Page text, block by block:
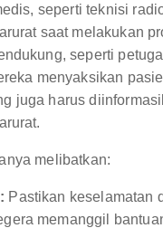
seperti teknisi
saat melakukan
seperti
menyaksikan
juga harus
melibatkan:
Pastikan keselamatan
memanggil